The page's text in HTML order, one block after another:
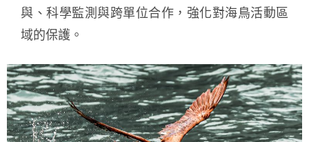
與、 科學監測與跨單位合作， 強化對海鳥活動區
域的保護 。